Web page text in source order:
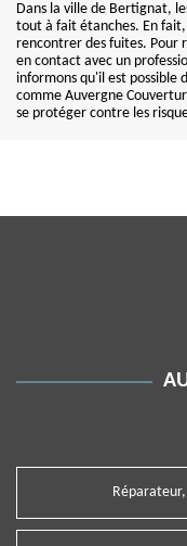
Dans la ville de Bertignat,
tout à fait étanches. En
rencontrer des fuites. Pour
en contact avec un
informons qu'il est
comme Auvergne
se protéger contre les